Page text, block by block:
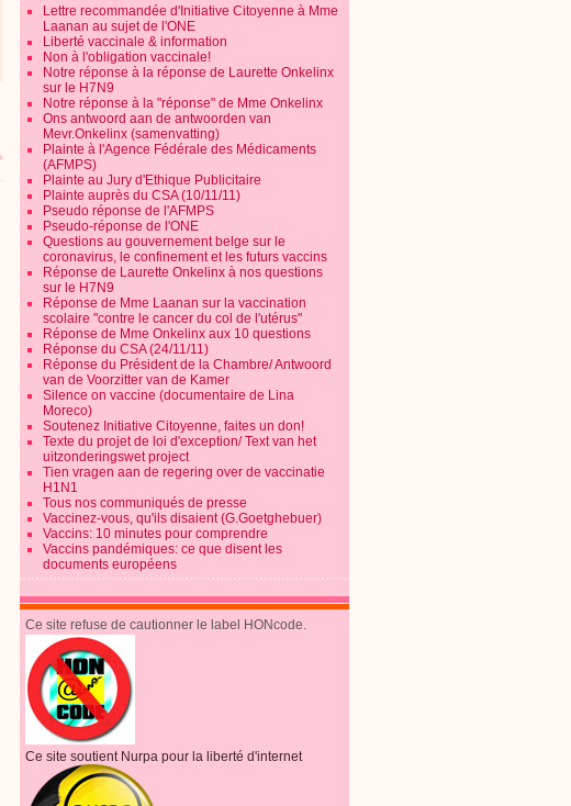
Lettre recommandée d'Initiative Citoyenne à Mme
Laanan au sujet de l'ONE
Liberté vaccinale & information
Non à l'obligation vaccinale!
Notre réponse à la réponse de Laurette Onkelinx
sur le H7N9
Notre réponse à la "réponse" de Mme Onkelinx
Ons antwoord aan de antwoorden van
Mevr.Onkelinx (samenvatting)
Plainte à l'Agence Fédérale des Médicaments
(AFMPS)
Plainte au Jury d'Ethique Publicitaire
Plainte auprès du CSA (10/11/11)
Pseudo réponse de l'AFMPS
Pseudo-réponse de l'ONE
Questions au gouvernement belge sur le
coronavirus, le confinement et les futurs vaccins
Réponse de Laurette Onkelinx à nos questions
sur le H7N9
Réponse de Mme Laanan sur la vaccination
scolaire "contre le cancer du col de l'utérus"
Réponse de Mme Onkelinx aux 10 questions
Réponse du CSA (24/11/11)
Réponse du Président de la Chambre/ Antwoord
van de Voorzitter van de Kamer
Silence on vaccine (documentaire de Lina
Moreco)
Soutenez Initiative Citoyenne, faites un don!
Texte du projet de loi d'exception/ Text van het
uitzonderingswet project
Tien vragen aan de regering over de vaccinatie
H1N1
Tous nos communiqués de presse
Vaccinez-vous, qu'ils disaient (G.Goetghebuer)
Vaccins: 10 minutes pour comprendre
Vaccins pandémiques: ce que disent les
documents européens
Ce site refuse de cautionner le label HONcode.
Ce site soutient Nurpa pour la liberté d'internet